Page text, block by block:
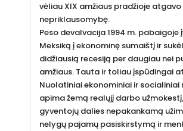
vėliau XIX amžiaus pradžioje atgavo
nepriklausomybę.
Peso devalvacija 1994 m. pabaigoje
Meksiką į ekonominę sumaištį ir
didžiausią recesiją per daugiau nei
amžiaus. Tauta ir toliau įspūdingai
Nuolatiniai ekonominiai ir socialiniai
apima žemą realųjį darbo
gyventojų dalies nepakankamą
nelygų pajamų pasiskirstymą ir